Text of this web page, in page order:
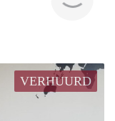
VERHUURD